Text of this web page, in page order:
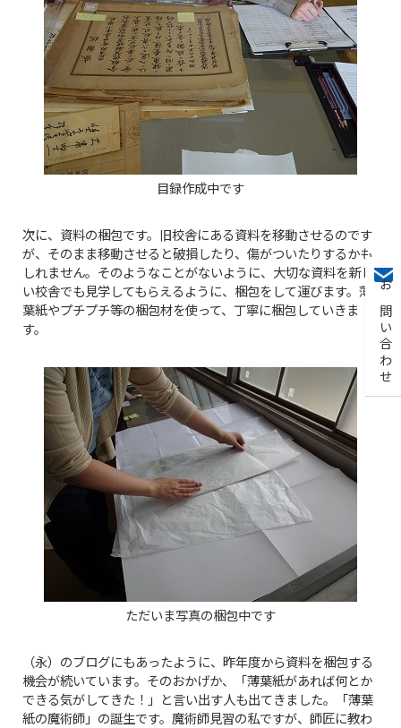
お問い合わせ
目録作成中です
次に、資料の梱包です。旧校舎にある資料を移動させるのです
が、そのまま移動させると破損したり、傷がついたりするかも
しれません。そのようなことがないように、大切な資料を新し
い校舎でも見学してもらえるように、梱包をして運びます。薄
葉紙やプチプチ等の梱包材を使って、丁寧に梱包していきま
す。
ただいま写真の梱包中です
（永）のブログにもあったように、昨年度から資料を梱包する
機会が続いています。そのおかげか、「薄葉紙があれば何とか
できる気がしてきた！」と言い出す人も出てきました。「薄葉
紙の魔術師」の誕生です。魔術師見習の私ですが、師匠に教わ